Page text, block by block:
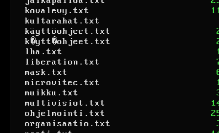
kovalevy.txt
kultarahat.txt
käyttöohjeet.txt
k�ytt�ohjeet.txt
lha.txt
liberation.txt
mask.txt
microvitec.txt
muikku.txt
multivisiot.txt
ohjelmointi.txt
organisaatio.txt